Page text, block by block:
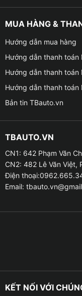
năng điều khiển
đổi màu đèn, đèn
– Sản phẩm có thể
nhiều màu đa
✪Nguyên lý hoạt
đến các vị trí đã
người dùng có thể
thích, rồi thiết bị
kết nối với
thông minh. Tùy
MUA HÀNG &
Hướng dẫn mua hàng
Hướng dẫn thanh toán
Hướng dẫn thanh toán
Hướng dẫn thanh toán
Bản tin TBauto.vn
TBAUTO.VN
CN1: 642 Phạm Văn
CN2: 482 Lê Văn Việt,
Điện
Email:
KẾT NỐI VỚI